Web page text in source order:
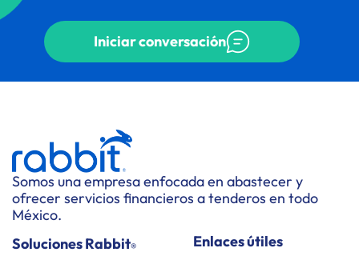
Iniciar conversación
Somos una empresa enfocada en abastecer y
ofrecer servicios financieros a tenderos en todo
México.
Soluciones Rabbit®
Enlaces útiles